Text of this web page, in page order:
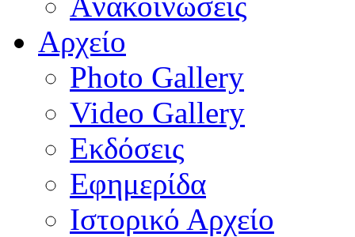
Αρχείο
Photo Gallery
Video Gallery
Εκδόσεις
Εφημερίδα
Ιστορικό Αρχείο